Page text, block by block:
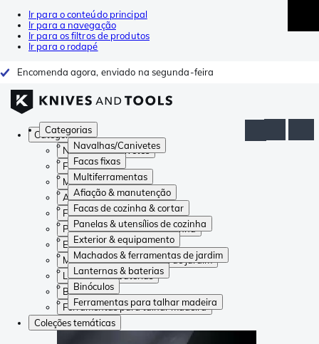
Ir para o conteúdo principal
Ir para a navegação
Ir para os filtros de produtos
Ir para o rodapé
Encomenda agora, enviado na segunda-feira
Categorias
Navalhas/Canivetes
Facas fixas
Multiferramentas
Afiação & manutenção
Facas de cozinha & cortar
Panelas & utensílios de cozinha
Exterior & equipamento
Machados & ferramentas de jardim
Lanternas & baterias
Binóculos
Ferramentas para talhar madeira
Categorias
Navalhas/Canivetes
Facas fixas
Multiferramentas
Afiação & manutenção
Facas de cozinha & cortar
Panelas & utensílios de cozinha
Exterior & equipamento
Machados & ferramentas de jardim
Lanternas & baterias
Binóculos
Ferramentas para talhar madeira
Coleções temáticas